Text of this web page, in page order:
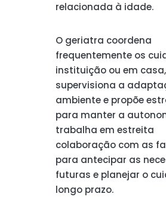
relacionada à idade.
O geriatra coordena
frequentemente os
instituição ou em casa,
supervisiona a
ambiente e propõe
para manter a
trabalha em estreita
colaboração com as
para antecipar as
futuras e planejar o
longo prazo.